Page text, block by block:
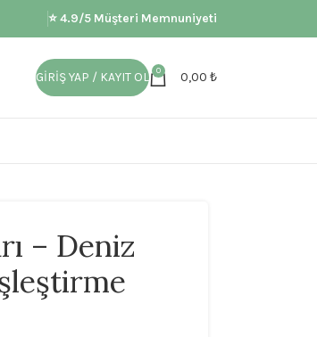
⭐ 4.9/5 Müşteri Memnuniyeti
GIRIŞ YAP / KAYIT OL 0 0,00 ₺
– Deniz